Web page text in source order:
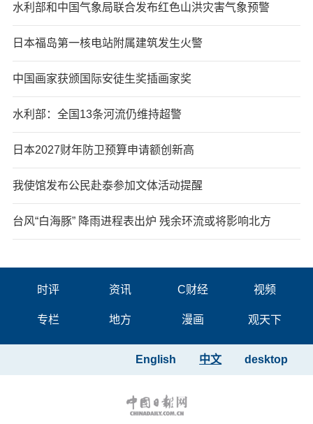
水利部和中国气象局联合发布红色山洪灾害气象预警
日本福岛第一核电站附属建筑发生火警
中国画家获颁国际安徒生奖插画家奖
水利部：全国13条河流仍维持超警
日本2027财年防卫预算申请额创新高
我使馆发布公民赴泰参加文体活动提醒
台风“白海豚” 降雨进程表出炉 残余环流或将影响北方
时评 资讯 C财经 视频
专栏 地方 漫画 观天下
desktop
中文
English